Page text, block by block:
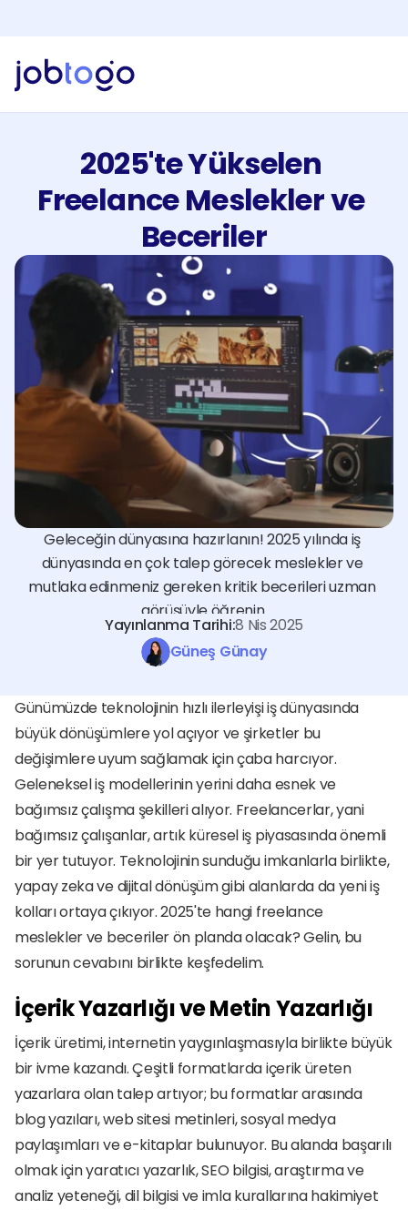
2025'te Yükselen
Freelance Meslekler ve
Beceriler
Geleceğin dünyasına hazırlanın! 2025 yılında iş
dünyasında en çok talep görecek meslekler ve
mutlaka edinmeniz gereken kritik becerileri uzman
görüşüyle öğrenin.
Yayınlanma Tarihi:8 Nis 2025
Güneş Günay
Günümüzde teknolojinin hızlı ilerleyişi iş dünyasında
büyük dönüşümlere yol açıyor ve şirketler bu
değişimlere uyum sağlamak için çaba harcıyor.
Geleneksel iş modellerinin yerini daha esnek ve
bağımsız çalışma şekilleri alıyor. Freelancerlar, yani
bağımsız çalışanlar, artık küresel iş piyasasında önemli
bir yer tutuyor. Teknolojinin sunduğu imkanlarla birlikte,
yapay zeka ve dijital dönüşüm gibi alanlarda da yeni iş
kolları ortaya çıkıyor. 2025'te hangi freelance
meslekler ve beceriler ön planda olacak? Gelin, bu
sorunun cevabını birlikte keşfedelim.
İçerik Yazarlığı ve Metin Yazarlığı
İçerik üretimi, internetin yaygınlaşmasıyla birlikte büyük
bir ivme kazandı. Çeşitli formatlarda içerik üreten
yazarlara olan talep artıyor; bu formatlar arasında
blog yazıları, web sitesi metinleri, sosyal medya
paylaşımları ve e-kitaplar bulunuyor. Bu alanda başarılı
olmak için yaratıcı yazarlık, SEO bilgisi, araştırma ve
analiz yeteneği, dil bilgisi ve imla kurallarına hakimiyet
Giriş Yap
Kaydol
Freelancer
İşveren
Faturalandırma
Hizmetlerimiz
EN